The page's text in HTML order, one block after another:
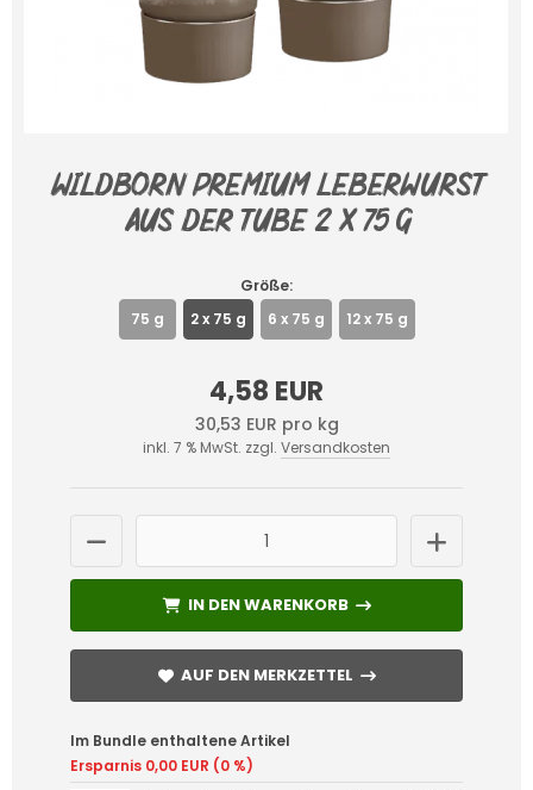
Wildborn Premium Leberwurst
aus der Tube 2 x 75 g
Größe:
75 g
2 x 75 g 6 x 75 g 12 x 75 g
4,58 EUR
30,53 EUR pro kg
inkl. 7 % MwSt. zzgl. Versandkosten
IN DEN WARENKORB
IN DEN WARENKORB
AUF DEN MERKZETTEL
AUF DEN MERKZETTEL
Im Bundle enthaltene Artikel
Ersparnis 0,00 EUR (0 %)